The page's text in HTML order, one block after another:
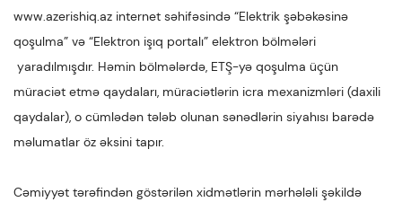
www.azerishiq.az internet səhifəsində “Elektrik şəbəkəsinə
qoşulma” və “Elektron işıq portalı” elektron bölmələri
yaradılmışdır. Həmin bölmələrdə, ETŞ-yə qoşulma üçün
müraciət etmə qaydaları, müraciətlərin icra mexanizmləri (daxili
qaydalar), o cümlədən tələb olunan sənədlərin siyahısı barədə
məlumatlar öz əksini tapır.
Cəmiyyət tərəfindən göstərilən xidmətlərin mərhələli şəkildə